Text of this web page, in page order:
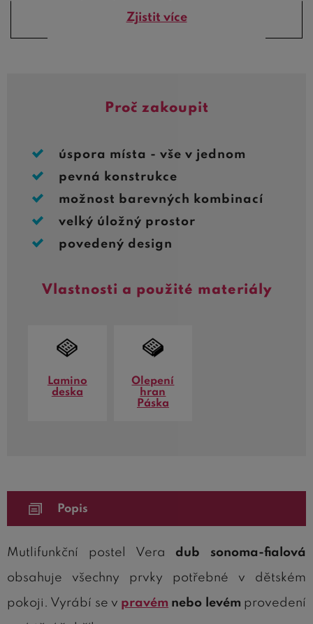
Zjistit více
Proč zakoupit
úspora místa - vše v jednom
pevná konstrukce
možnost barevných kombinací
velký úložný prostor
povedený design
Vlastnosti a použité materiály
Lamino
deska
Olepení
hran
Páska
Popis
Mutlifunkční postel Vera dub sonoma-fialová
obsahuje všechny prvky potřebné v dětském
pokoji. Vyrábí se v pravém nebo levém provedení